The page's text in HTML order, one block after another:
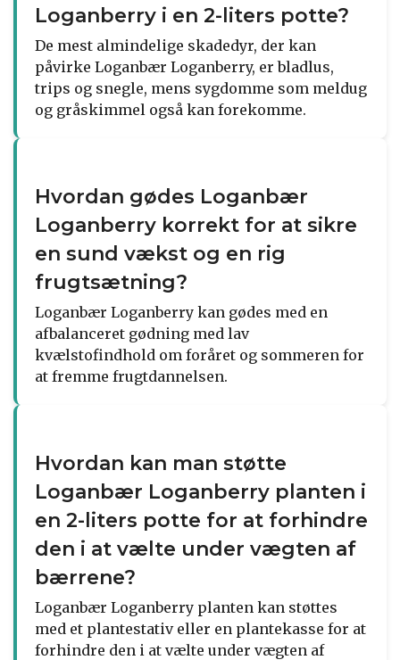
Loganberry i en 2-liters potte?
De mest almindelige skadedyr, der kan
påvirke Loganbær Loganberry, er bladlus,
trips og snegle, mens sygdomme som meldug
og gråskimmel også kan forekomme.
Hvordan gødes Loganbær
Loganberry korrekt for at sikre
en sund vækst og en rig
frugtsætning?
Loganbær Loganberry kan gødes med en
afbalanceret gødning med lav
kvælstofindhold om foråret og sommeren for
at fremme frugtdannelsen.
Hvordan kan man støtte
Loganbær Loganberry planten i
en 2-liters potte for at forhindre
den i at vælte under vægten af
bærrene?
Loganbær Loganberry planten kan støttes
med et plantestativ eller en plantekasse for at
forhindre den i at vælte under vægten af